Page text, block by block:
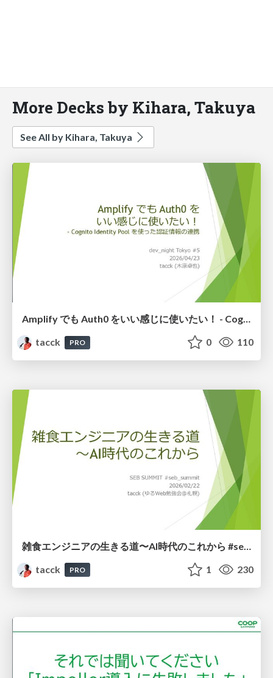
More Decks by Kihara, Takuya
See All by Kihara, Takuya
Amplify でも Auth0 をいい感じに使いたい！ - Cognito Identity Pool を使った認証情報の連携 #auth0
tacck
PRO 0 110
tacck
PRO 1 230